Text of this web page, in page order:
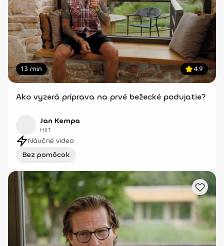
13 min 4.9
Ako vyzerá príprava na prvé bežecké podujatie?
Jan Kempa
HIIT
Náučné video
Bez pomôcok